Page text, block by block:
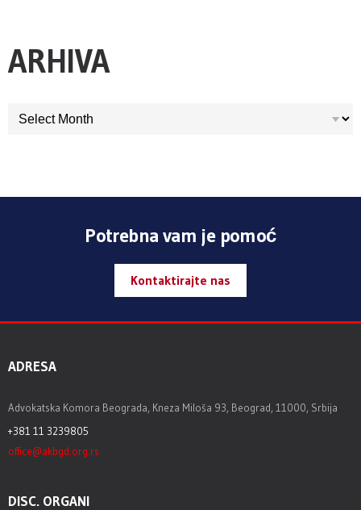
ARHIVA
ARHIVA
Potrebna vam je pomoć
Kontaktirajte nas
ADRESA
Advokatska Komora Beograda, Kneza Miloša 93, Beograd, 11000, Srbija
+381 11 3239805
office@akbgd.org.rs
DISC. ORGANI